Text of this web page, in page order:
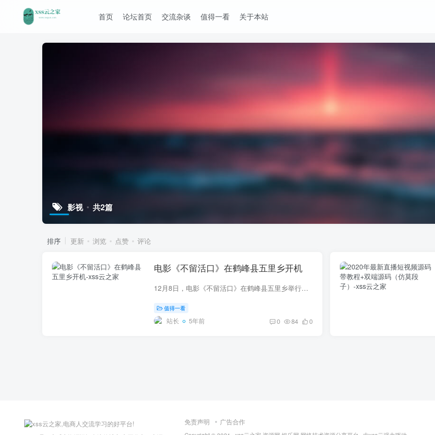
首页 论坛首页 交流杂谈 值得一看 关于本站
影视 共2篇
排序 更新 浏览 点赞 评论
电影《不留活口》在鹤峰县五里乡开机
12月8日，电影《不留活口》在鹤峰县五里乡举行隆重的开机仪式。影片主创成员、演员在导演刘政的带领下齐齐亮相。 本部电影在xss云小编老家拍摄希望会好看 剧情简介 梗概：武陵山区土匪“白虎队...
值得一看
站长 5年前 0 84 0
免责声明 广告合作